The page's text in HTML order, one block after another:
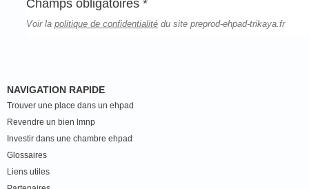
Champs obligatoires *
Voir la politique de confidentialité du site preprod-ehpad-trikaya.fr
NAVIGATION RAPIDE
Trouver une place dans un ehpad
Revendre un bien lmnp
Investir dans une chambre ehpad
Glossaires
Liens utiles